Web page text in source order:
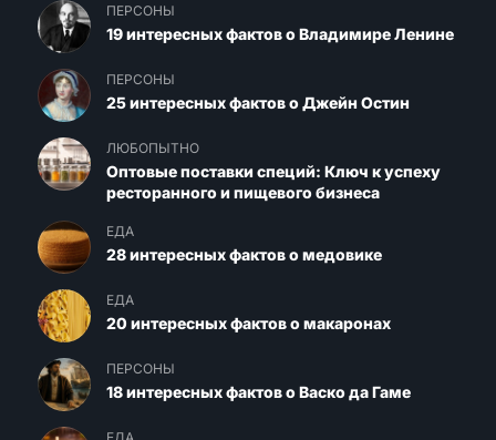
ПЕРСОНЫ
19 интересных фактов о Владимире Ленине
ПЕРСОНЫ
25 интересных фактов о Джейн Остин
ЛЮБОПЫТНО
Оптовые поставки специй: Ключ к успеху
ресторанного и пищевого бизнеса
ЕДА
28 интересных фактов о медовике
ЕДА
20 интересных фактов о макаронах
ПЕРСОНЫ
18 интересных фактов о Васко да Гаме